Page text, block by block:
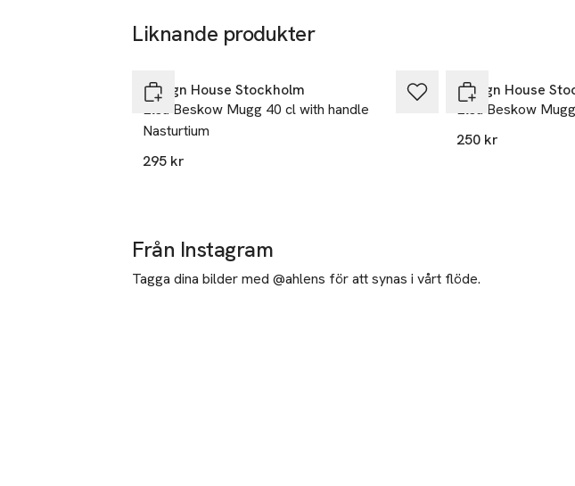
Liknande produkter
Design House Stockholm
Elsa Beskow Mugg 40 cl with handle
Nasturtium
295 kr
Design House
Elsa Beskow
250 kr
Från Instagram
Tagga dina bilder med @ahlens för att synas i vårt flöde.